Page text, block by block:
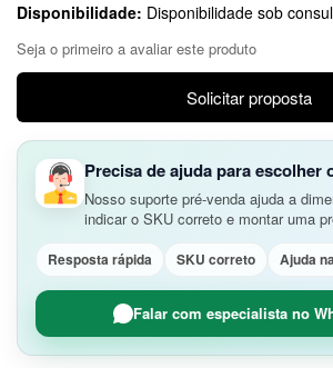
Disponibilidade: Disponibilidade sob
Seja o primeiro a avaliar este produto
Solicitar proposta
Precisa de ajuda para escolher
Nosso suporte pré-venda ajuda a
indicar o SKU correto e montar uma
Resposta rápida SKU correto Ajuda
Falar com especialista no